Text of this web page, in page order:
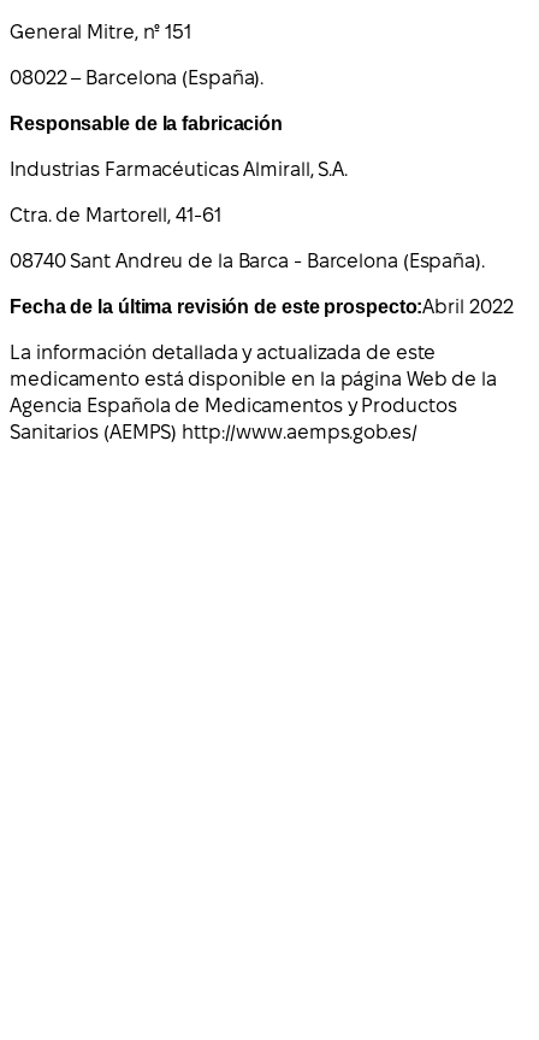
General Mitre, nº 151
08022 – Barcelona (España).
Responsable de la fabricación
Industrias Farmacéuticas Almirall, S.A.
Ctra. de Martorell, 41-61
08740 Sant Andreu de la Barca ‑ Barcelona (España).
Fecha de la última revisión de este prospecto:Abril 2022
La información detallada y actualizada de este
medicamento está disponible en la página Web de la
Agencia Española de Medicamentos y Productos
Sanitarios (AEMPS) http://www.aemps.gob.es/